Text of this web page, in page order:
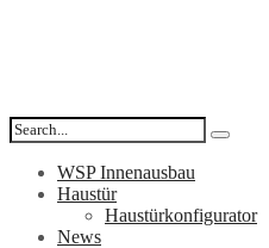
WSP Innenausbau
Haustür
Haustürkonfigurator
News